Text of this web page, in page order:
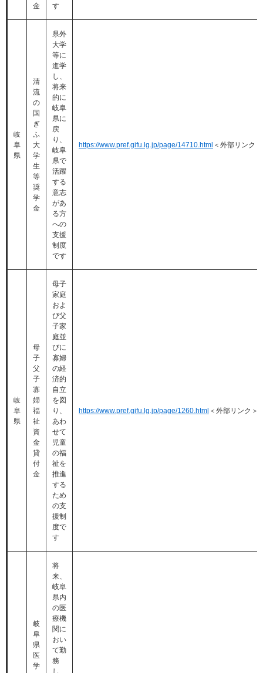
金
す
岐
阜
県
清
流
の
国
ぎ
ふ
大
学
生
等
奨
学
金
県外
大学
等に
進学
し、
将来
的に
岐阜
県に
戻
り、
岐阜
県で
活躍
する
意志
があ
る方
への
支援
制度
です
https://www.pref.gifu.lg.jp/page/14710.html ＜外部リンク＞
岐
阜
県
母
子
父
子
寡
婦
福
祉
資
金
貸
付
金
母子
家庭
およ
び父
子家
庭並
びに
寡婦
の経
済的
自立
を図
り、
あわ
せて
児童
の福
祉を
推進
する
ため
の支
援制
度で
す
https://www.pref.gifu.lg.jp/page/1260.html ＜外部リンク＞
岐
阜
県
医
学
将
来、
岐阜
県内
の医
療機
関に
おい
て勤
務
し、